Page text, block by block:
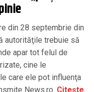
din 28 septembrie din
autorităţile trebuie să
apar tot felul de
cine le
care ele pot influenţa
News.ro. Citește